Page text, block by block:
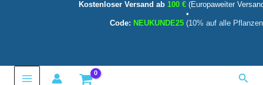
Kostenloser Versand ab 100 € (Europaweiter
•
Code: NEUKUNDE25 (10% auf alle
Main